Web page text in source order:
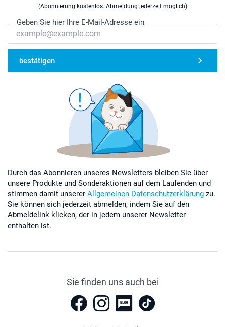
(Abonnierung kostenlos. Abmeldung jederzeit möglich)
Geben Sie hier Ihre E-Mail-Adresse ein
bestätigen
Durch das Abonnieren unseres Newsletters bleiben Sie über
unsere Produkte und Sonderaktionen auf dem Laufenden und
stimmen damit unserer Allgemeinen Datenschutzerklärung zu.
Sie können sich jederzeit abmelden, indem Sie auf den
Abmeldelink klicken, der in jedem unserer Newsletter
enthalten ist.
Sie finden uns auch bei